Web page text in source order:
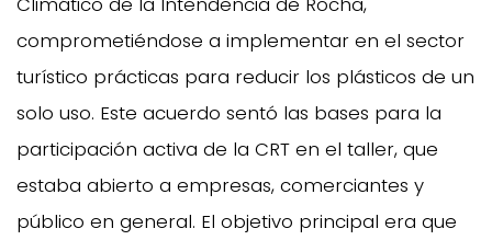
comprometiéndose a implementar en el sector
turístico prácticas para reducir los plásticos de un
solo uso. Este acuerdo sentó las bases para la
participación activa de la CRT en el taller, que
estaba abierto a empresas, comerciantes y
público en general. El objetivo principal era que